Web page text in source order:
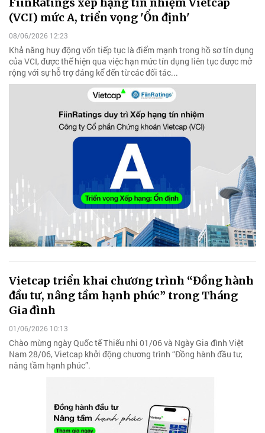
(VCI) mức A, triển vọng 'Ổn định'
08/06/2026 12:23
Khả năng huy động vốn tiếp tục là điểm mạnh trong hồ sơ tín dụng
của VCI, được thể hiện qua việc hạn mức tín dụng liên tục được mở
rộng với sự hỗ trợ đáng kể đến từ các đối tác...
Vietcap triển khai chương trình “Đồng hành
đầu tư, nâng tầm hạnh phúc” trong Tháng
Gia đình
01/06/2026 10:13
Chào mừng ngày Quốc tế Thiếu nhi 01/06 và Ngày Gia đình Việt
Nam 28/06, Vietcap khởi động chương trình “Đồng hành đầu tư,
nâng tầm hạnh phúc”.